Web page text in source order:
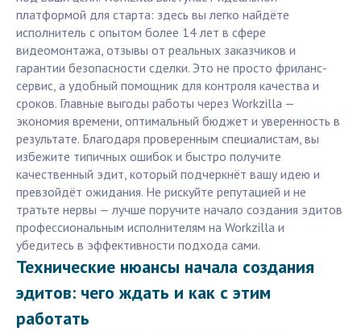
платформой для старта: здесь вы легко найдёте
исполнитель с опытом более 14 лет в сфере
видеомонтажа, отзывы от реальных заказчиков и
гарантии безопасности сделки. Это не просто фриланс-
сервис, а удобный помощник для контроля качества и
сроков. Главные выгоды работы через Workzilla —
экономия времени, оптимальный бюджет и уверенность в
результате. Благодаря проверенным специалистам, вы
избежите типичных ошибок и быстро получите
качественный эдит, который подчеркнёт вашу идею и
превзойдёт ожидания. Не рискуйте репутацией и не
тратьте нервы — лучше поручите начало создания эдитов
профессиональным исполнителям на Workzilla и
убедитесь в эффективности подхода сами.
Технические нюансы начала создания
эдитов: чего ждать и как с этим
работать